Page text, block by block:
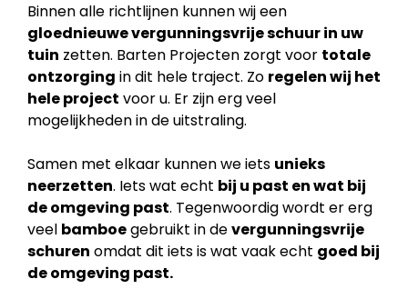
Binnen alle richtlijnen kunnen wij een
gloednieuwe vergunningsvrije schuur in uw
tuin zetten. Barten Projecten zorgt voor totale
ontzorging in dit hele traject. Zo regelen wij het
hele project voor u. Er zijn erg veel
mogelijkheden in de uitstraling.
Samen met elkaar kunnen we iets unieks
neerzetten. Iets wat echt bij u past en wat bij
deomgeving past. Tegenwoordig wordt er erg
veel bamboegebruikt in devergunningsvrije
schuren omdat dit iets is wat vaak echt goed bij
de omgeving past.